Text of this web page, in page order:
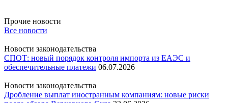
Прочие новости
Все новости
Новости законодательства
СПОТ: новый порядок контроля импорта из ЕАЭС и
обеспечительные платежи 06.07.2026
Новости законодательства
Дробление выплат иностранным компаниям: новые риски